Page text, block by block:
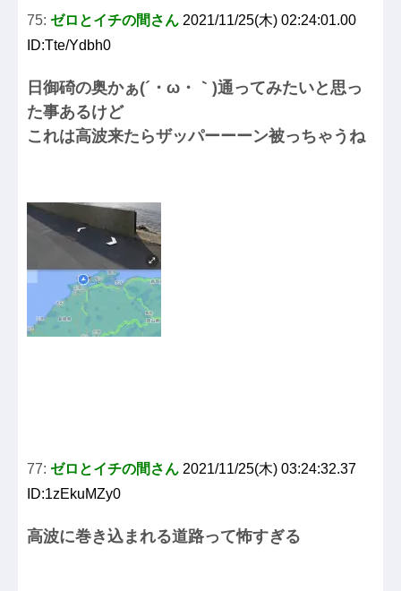
75: ゼロとイチの間さん 2021/11/25(木) 02:24:01.00
ID:Tte/Ydbh0
日御碕の奥かぁ(´・ω・｀)通ってみたいと思っ
た事あるけど
これは高波来たらザッパーーーン被っちゃうね
77: ゼロとイチの間さん 2021/11/25(木) 03:24:32.37
ID:1zEkuMZy0
高波に巻き込まれる道路って怖すぎる